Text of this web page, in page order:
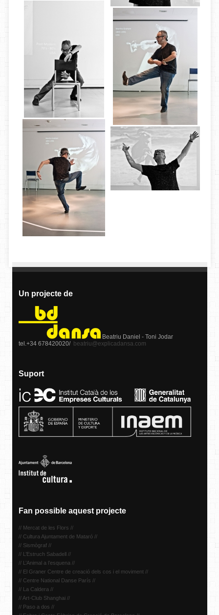
Un projecte de
Beatriu Daniel - Toni Jodar
tel.+34 678420020/ beatriu@explicadansa.com
Suport
Fan possible aquest projecte
// Mercat de les Flors //
// Cultura Ajuntament de Mataró //
// Sismògraf //
// L’Estruch Sabadell //
// L’Animal a l’esquena //
// El Graner Centre de creació dels cos i el moviment //
// Centre National Danse París //
// La Caldera //
// Art-Club Shanghai //
// Paso a dos //